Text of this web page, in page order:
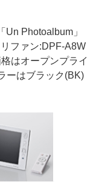
Photoalbum」
ファン:DPF-A8W
はオープンプライ
ーはブラック(BK)